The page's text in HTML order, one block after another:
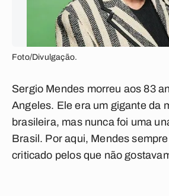
Foto/Divulgação.
Sergio Mendes morreu aos 83
Angeles. Ele era um gigante da
brasileira, mas nunca foi uma
Brasil. Por aqui, Mendes
criticado pelos que não